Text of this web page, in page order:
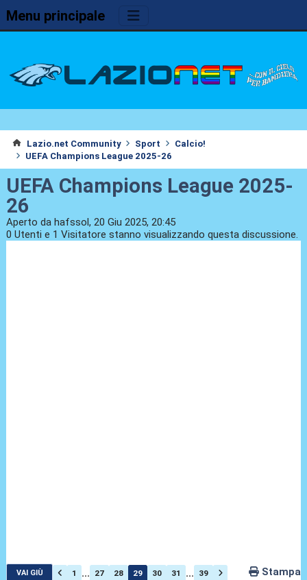
Menu principale
Lazio.net Community Sport
Calcio!
UEFA Champions League 2025-26
UEFA Champions League 2025-
26
Aperto da hafssol, 20 Giu 2025, 20:45
0 Utenti e 1 Visitatore stanno visualizzando questa discussione.
VAI GIÙ 1 ... 27 28 29 30 31 ... 39 Stampa